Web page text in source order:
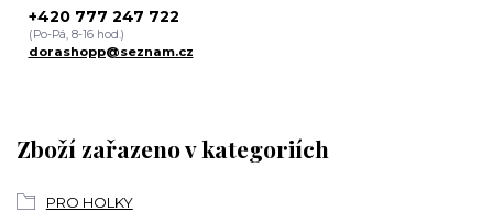
Zboží zařazeno v kategoriích
PRO HOLKY
+420 777 247 722
(Po-Pá, 8-16 hod.)
dorashopp@seznam.cz